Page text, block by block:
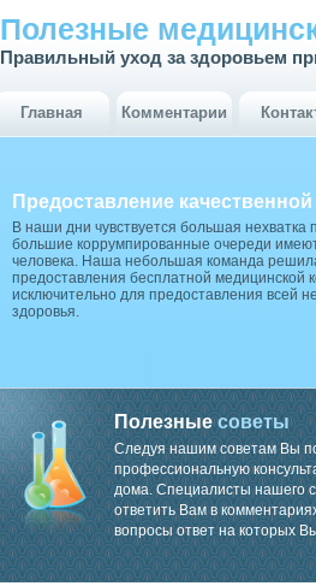
Полезные
Правильный уход за здоровьем
Главная Комментарии
Предоставление
В наши дни чувствуется большая
большие коррумпированные очереди
человека. Наша небольшая команда
предоставления бесплатной медицинской
исключительно для предоставления всей
здоровья.
Полезныесоветы
Следуя нашим советам Вы
профессиональную
дома. Специалисты нашего
ответить Вам в
вопросы ответ на которых